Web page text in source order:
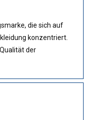
die sich auf
konzentriert.
der